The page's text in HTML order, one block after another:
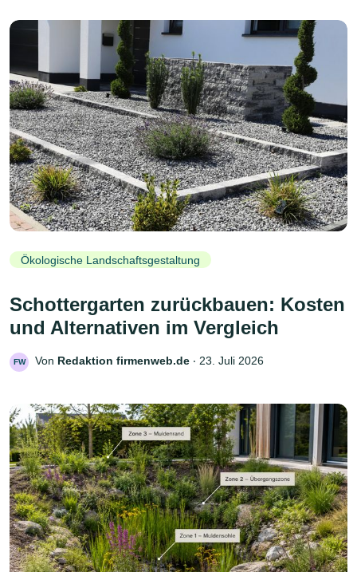
Ökologische Landschaftsgestaltung
Schottergarten zurückbauen: Kosten
und Alternativen im Vergleich
FW Von Redaktion firmenweb.de ‧ 23. Juli 2026